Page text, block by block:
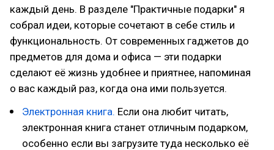
каждый день. В разделе "Практичные подарки" я
собрал идеи, которые сочетают в себе стиль и
функциональность. От современных гаджетов до
предметов для дома и офиса — эти подарки
сделают её жизнь удобнее и приятнее, напоминая
о вас каждый раз, когда она ими пользуется.
Электронная книга. Если она любит читать,
электронная книга станет отличным подарком,
особенно если вы загрузите туда несколько её